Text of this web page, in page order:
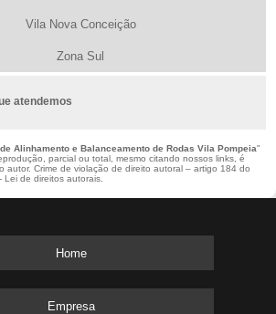
Vila Nova Conceição
Zona Sul
atendemos
Alinhamento e Balanceamento de Rodas Vila Pompeia"
parcial ou total, mesmo citando nossos links, é
autor. Crime de violação de direito autoral – artigo 184 do
Lei de direitos autorais
Home
Empresa